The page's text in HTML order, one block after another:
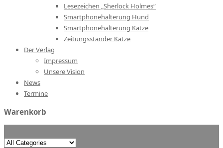
Lesezeichen „Sherlock Holmes“
Smartphonehalterung Hund
Smartphonehalterung Katze
Zeitungsständer Katze
Der Verlag
Impressum
Unsere Vision
News
Termine
Warenkorb
Search